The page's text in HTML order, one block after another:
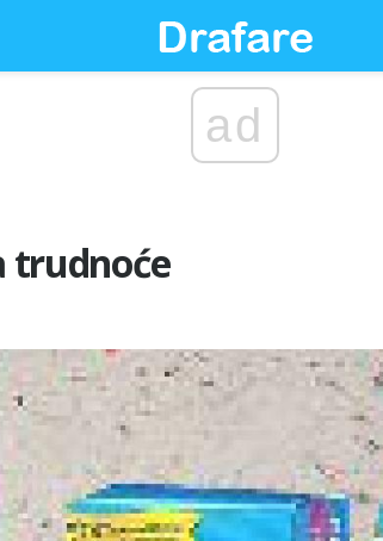
ad
trudnoće